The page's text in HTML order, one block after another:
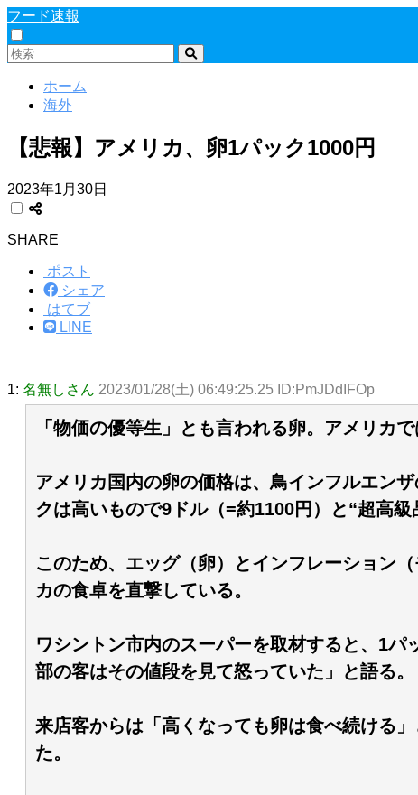
フード速報
ホーム
海外
【悲報】アメリカ、卵1パック1000円
2023年1月30日
SHARE
ポスト
シェア
はてブ
LINE
1: 名無しさん 2023/01/28(土) 06:49:25.25 ID:PmJDdIFOp
「物価の優等生」とも言われる卵。アメリカ
アメリカ国内の卵の価格は、鳥インフルエン
クは高いもので9ドル（=約1100円）と“超高級
このため、エッグ（卵）とインフレーション
カの食卓を直撃している。
ワシントン市内のスーパーを取材すると、1
部の客はその値段を見て怒っていた」と語る。
来店客からは「高くなっても卵は食べ続ける
た。